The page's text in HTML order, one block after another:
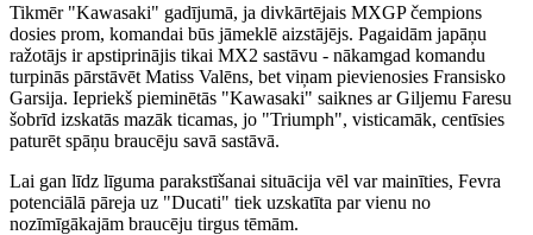
Tikmēr "Kawasaki" gadījumā, ja divkārtējais MXGP čempions
dosies prom, komandai būs jāmeklē aizstājējs. Pagaidām japāņu
ražotājs ir apstiprinājis tikai MX2 sastāvu - nākamgad komandu
turpinās pārstāvēt Matiss Valēns, bet viņam pievienosies Fransisko
Garsija. Iepriekš pieminētās "Kawasaki" saiknes ar Giljemu Faresu
šobrīd izskatās mazāk ticamas, jo "Triumph", visticamāk, centīsies
paturēt spāņu braucēju savā sastāvā.
Lai gan līdz līguma parakstīšanai situācija vēl var mainīties, Fevra
potenciālā pāreja uz "Ducati" tiek uzskatīta par vienu no
nozīmīgākajām braucēju tirgus tēmām.